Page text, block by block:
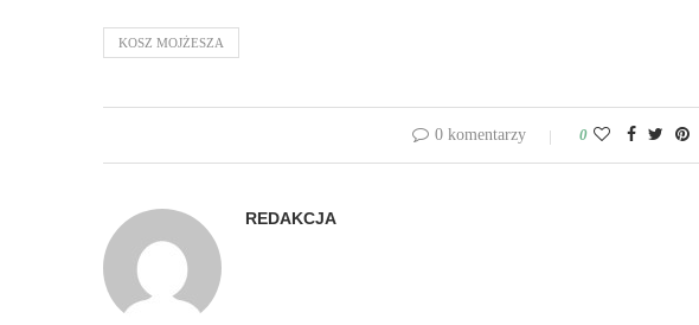
KOSZ MOJŻESZA
0 komentarzy 0
REDAKCJA